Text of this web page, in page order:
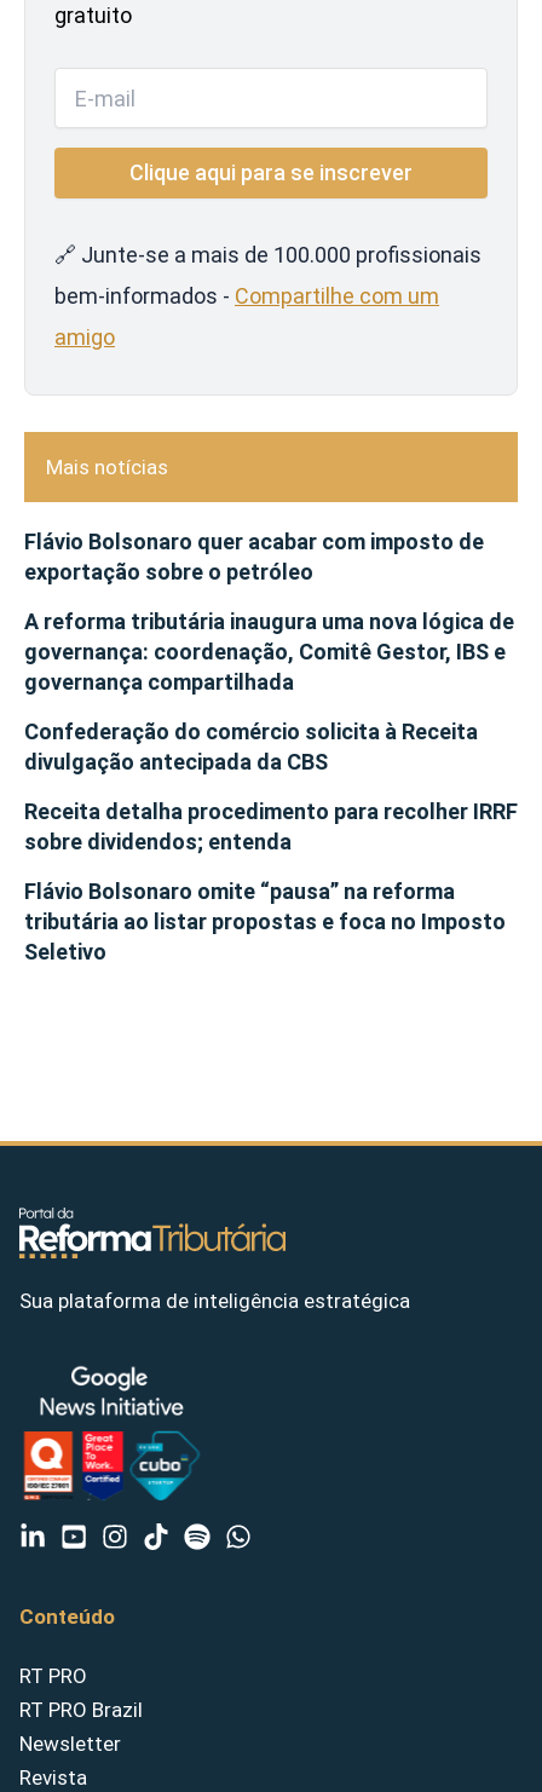
gratuito
🔗 Junte-se a mais de 100.000 profissionais
bem-informados - Compartilhe com um
amigo
Mais notícias
Flávio Bolsonaro quer acabar com imposto de
exportação sobre o petróleo
A reforma tributária inaugura uma nova lógica de
governança: coordenação, Comitê Gestor, IBS e
governança compartilhada
Confederação do comércio solicita à Receita
divulgação antecipada da CBS
Receita detalha procedimento para recolher IRRF
sobre dividendos; entenda
Flávio Bolsonaro omite “pausa” na reforma
tributária ao listar propostas e foca no Imposto
Seletivo
Sua plataforma de inteligência estratégica
Conteúdo
RT PRO
RT PRO Brazil
Newsletter
Revista